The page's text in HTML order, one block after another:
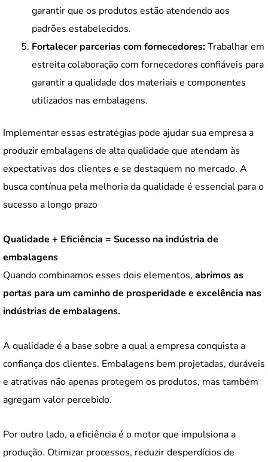
garantir que os produtos estão atendendo aos
padrões estabelecidos.
Fortalecer parcerias com fornecedores:Trabalhar em
estreita colaboração com fornecedores confiáveis ​​para
garantir a qualidade dos materiais e componentes
utilizados nas embalagens.
Implementar essas estratégias pode ajudar sua empresa a
produzir embalagens de alta qualidade que atendam às
expectativas dos clientes e se destaquem no mercado. A
busca contínua pela melhoria da qualidade é essencial para o
sucesso a longo prazo
Qualidade + Eficiência = Sucesso na indústria de
embalagens
Quando combinamos esses dois elementos, abrimos as
portas para um caminho de prosperidade e excelência nas
indústrias de embalagens.
A qualidade é a base sobre a qual a empresa conquista a
confiança dos clientes. Embalagens bem projetadas, duráveis
e atrativas não apenas protegem os produtos, mas também
agregam valor percebido.
Por outro lado, a eficiência é o motor que impulsiona a
produção. Otimizar processos, reduzir desperdícios de